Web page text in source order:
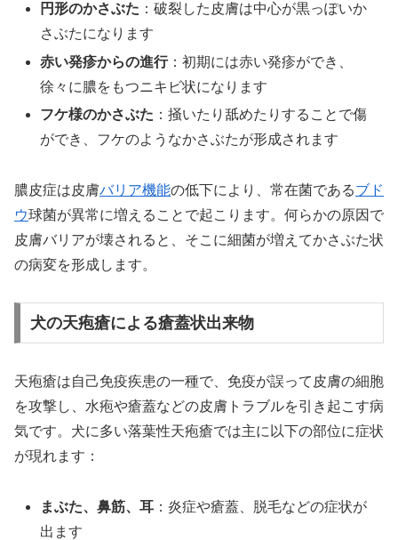
円形のかさぶた ：破裂した皮膚は中心が黒っぽいか
さぶたになります
赤い発疹からの進行：初期には赤い発疹ができ、
徐々に膿をもつニキビ状になります
フケ様のかさぶた ：掻いたり舐めたりすることで傷
ができ、フケのようなかさぶたが形成されます
膿皮症は皮膚バリア機能の低下により、常在菌であるブド
ウ球菌が異常に増えることで起こります。何らかの原因で
皮膚バリアが壊されると、そこに細菌が増えてかさぶた状
の病変を形成します。
犬の天疱瘡による瘡蓋状出来物
天疱瘡は自己免疫疾患の一種で、免疫が誤って皮膚の細胞
を攻撃し、水疱や瘡蓋などの皮膚トラブルを引き起こす病
気です。犬に多い落葉性天疱瘡では主に以下の部位に症状
が現れます：
まぶた、鼻筋、耳 ：炎症や瘡蓋、脱毛などの症状が
出ます